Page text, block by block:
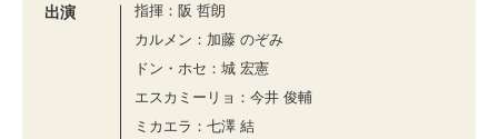
出演
指揮：阪 哲朗
カルメン：加藤 のぞみ
ドン・ホセ：城 宏憲
エスカミーリョ：今井 俊輔
ミカエラ：七澤 結